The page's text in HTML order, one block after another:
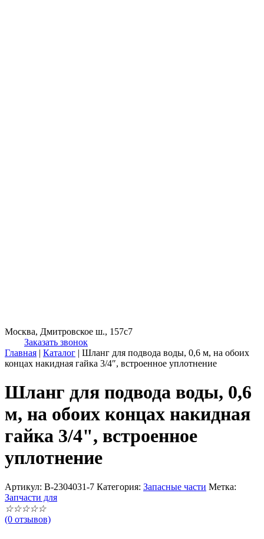
Москва, Дмитровское ш., 157с7
Заказать звонок
Главная | Каталог | Шланг для подвода воды, 0,6 м, на обоих
концах накидная гайка 3/4″, встроенное уплотнение
Шланг для подвода воды, 0,6
м, на обоих концах накидная
гайка 3/4", встроенное
уплотнение
Артикул: B-2304031-7 Категория: Запасные части Метка:
Запчасти для
☆☆☆☆☆
(0 отзывов)